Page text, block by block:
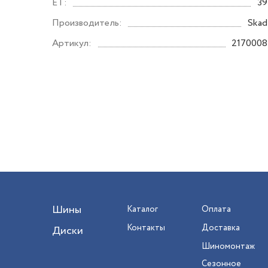
Производитель:
Skad
Артикул:
2170008
Шины
Диски
Каталог
Контакты
Оплата
Доставка
Шиномонтаж
Сезонное